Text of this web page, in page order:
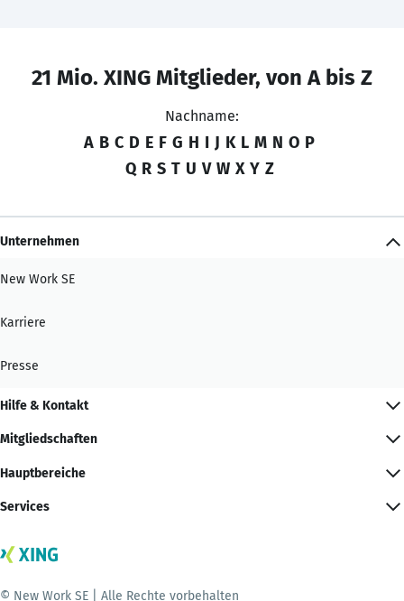
21 Mio. XING Mitglieder, von A bis Z
Nachname:
A B C D E F G H I J K L M N O P
Q R S T U V W X Y Z
Unternehmen
New Work SE
Karriere
Presse
Hilfe & Kontakt
Mitgliedschaften
Hauptbereiche
Services
© New Work SE | Alle Rechte vorbehalten